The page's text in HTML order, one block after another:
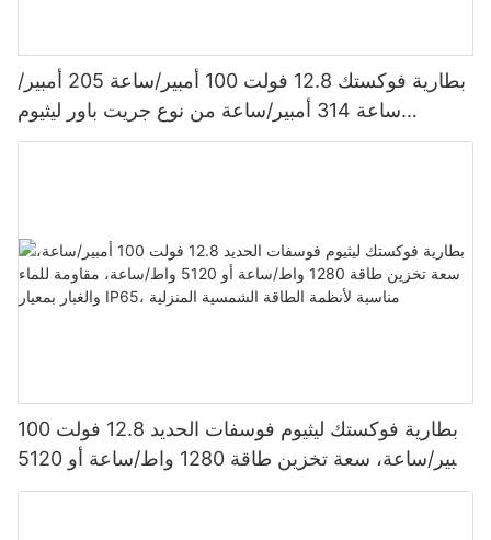
بطارية فوكستك 12.8 فولت 100 أمبير/ساعة 205 أمبير/
ساعة 314 أمبير/ساعة من نوع جريت باور ليثيوم
فوسفات الحديد 1280 واط/ساعة - 5120 واط/ساعة،
بطارية فوكستك ليثيوم فوسفات الحديد 12.8 فولت 100
أمبير/ساعة، سعة تخزين طاقة 1280 واط/ساعة أو 5120
واط/ساعة، مقاومة للماء والغبار بمعيار IP65، مناسبة